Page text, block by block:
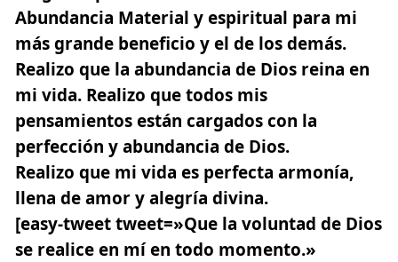
Abundancia Material y espiritual para mi
más grande beneficio y el de los demás.
Realizo que la abundancia de Dios reina en
mi vida. Realizo que todos mis
pensamientos están cargados con la
perfección y abundancia de Dios.
Realizo que mi vida es perfecta armonía,
llena de amor y alegría divina.
[easy-tweet tweet=»Que la voluntad de Dios
se realice en mí en todo momento.»